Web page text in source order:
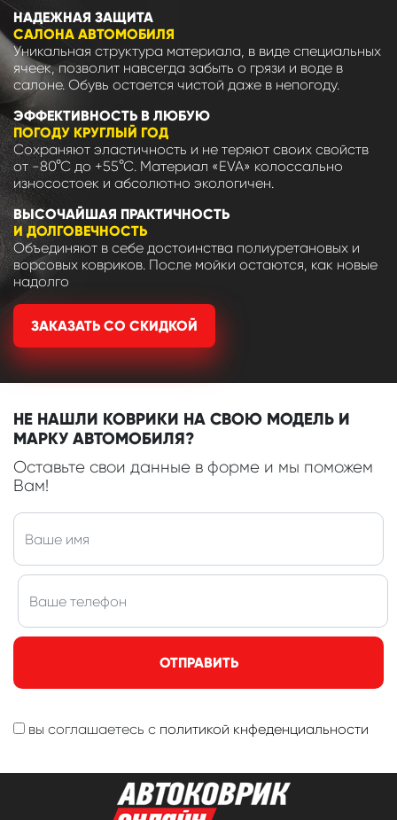
НАДЕЖНАЯ ЗАЩИТА
САЛОНА АВТОМОБИЛЯ
Уникальная структура материала, в виде специальных
ячеек, позволит навсегда забыть о грязи и воде в
салоне. Обувь остается чистой даже в непогоду.
ЭФФЕКТИВНОСТЬ В ЛЮБУЮ
ПОГОДУ КРУГЛЫЙ ГОД
Сохраняют эластичность и не теряют своих свойств
от -80°С до +55°С. Материал «EVA» колоссально
износостоек и абсолютно экологичен.
ВЫСОЧАЙШАЯ ПРАКТИЧНОСТЬ
И ДОЛГОВЕЧНОСТЬ
Объединяют в себе достоинства полиуретановых и
ворсовых ковриков. После мойки остаются, как новые
надолго
ЗАКАЗАТЬ СО СКИДКОЙ
НЕ НАШЛИ КОВРИКИ НА СВОЮ МОДЕЛЬ И
МАРКУ АВТОМОБИЛЯ?
Оставьте свои данные в форме и мы поможем
Вам!
ОТПРАВИТЬ
вы соглашаетесь с политикой кнфеденциальности